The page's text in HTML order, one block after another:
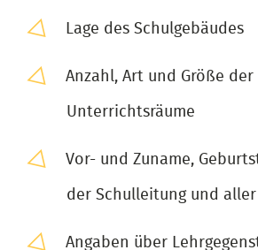
Lage des Schulgebäudes
Anzahl, Art und Größe der
Unterrichtsräume
Vor- und Zuname,
der Schulleitung und
Angaben über